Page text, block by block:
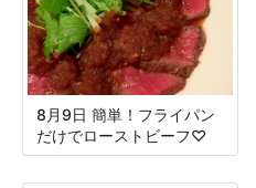
8月9日 簡単！フライパン
だけでローストビーフ♡